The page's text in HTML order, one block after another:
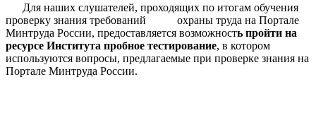
Для наших слушателей, проходящих по итогам обучения
проверку знания требований охраны труда на Портале
Минтруда России, предоставляется возможность пройти на
ресурсе Института пробное тестирование, в котором
используются вопросы, предлагаемые при проверке знания на
Портале Минтруда России.